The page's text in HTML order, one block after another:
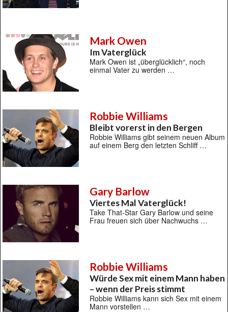
Mark Owen
Im Vaterglück
Mark Owen ist „überglücklich“, noch
einmal Vater zu werden …
Robbie Williams
Bleibt vorerst in den Bergen
Robbie Williams gibt seinem neuen Album
auf einem Berg den letzten Schliff …
Gary Barlow
Viertes Mal Vaterglück!
Take That-Star Gary Barlow und seine
Frau freuen sich über Nachwuchs …
Robbie Williams
Würde Sex mit einem Mann haben
– wenn der Preis stimmt
Robbie Williams kann sich Sex mit einem
Mann vorstellen …